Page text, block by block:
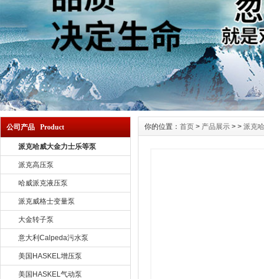
公司产品 Product
派克哈威大金力士乐等泵
派克高压泵
哈威派克液压泵
派克威格士变量泵
大金转子泵
意大利Calpeda污水泵
美国HASKEL增压泵
美国HASKEL气动泵
你的位置： 首页 > 产品展示 > > 派克